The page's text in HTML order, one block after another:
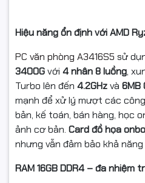
Hiệu năng ổn định với AMD
PC văn phòng A3416S5 sử
3400Gvới 4 nhân 8 luồng,
Turbo lên đến 4.2GHzvà 6MB
mạnh để xử lý mượt các
bản, kế toán, bán hàng, học
ảnh cơ bản. Card đồ họa
nhưng vẫn đảm bảo khả
RAM 16GB DDR4 – đa nhiệm